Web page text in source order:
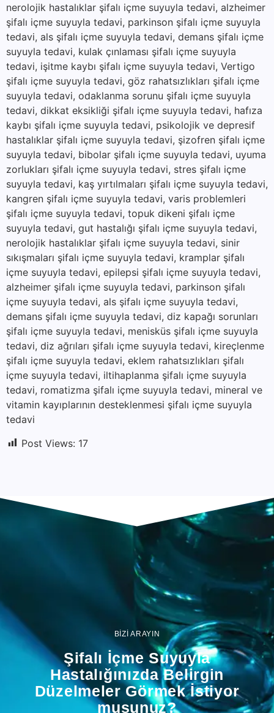
nerolojik hastalıklar şifalı içme suyuyla tedavi, alzheimer
şifalı içme suyuyla tedavi, parkinson şifalı içme suyuyla
tedavi, als şifalı içme suyuyla tedavi, demans şifalı içme
suyuyla tedavi, kulak çınlaması şifalı içme suyuyla
tedavi, işitme kaybı şifalı içme suyuyla tedavi, Vertigo
şifalı içme suyuyla tedavi, göz rahatsızlıkları şifalı içme
suyuyla tedavi, odaklanma sorunu şifalı içme suyuyla
tedavi, dikkat eksikliği şifalı içme suyuyla tedavi, hafıza
kaybı şifalı içme suyuyla tedavi, psikolojik ve depresif
hastalıklar şifalı içme suyuyla tedavi, şizofren şifalı içme
suyuyla tedavi, bibolar şifalı içme suyuyla tedavi, uyuma
zorlukları şifalı içme suyuyla tedavi, stres şifalı içme
suyuyla tedavi, kaş yırtılmaları şifalı içme suyuyla tedavi,
kangren şifalı içme suyuyla tedavi, varis problemleri
şifalı içme suyuyla tedavi, topuk dikeni şifalı içme
suyuyla tedavi, gut hastalığı şifalı içme suyuyla tedavi,
nerolojik hastalıklar şifalı içme suyuyla tedavi, sinir
sıkışmaları şifalı içme suyuyla tedavi, kramplar şifalı
içme suyuyla tedavi, epilepsi şifalı içme suyuyla tedavi,
alzheimer şifalı içme suyuyla tedavi, parkinson şifalı
içme suyuyla tedavi, als şifalı içme suyuyla tedavi,
demans şifalı içme suyuyla tedavi, diz kapağı sorunları
şifalı içme suyuyla tedavi, menisküs şifalı içme suyuyla
tedavi, diz ağrıları şifalı içme suyuyla tedavi, kireçlenme
şifalı içme suyuyla tedavi, eklem rahatsızlıkları şifalı
içme suyuyla tedavi, iltihaplanma şifalı içme suyuyla
tedavi, romatizma şifalı içme suyuyla tedavi, mineral ve
vitamin kayıplarının desteklenmesi şifalı içme suyuyla
tedavi
Post Views: 17
BİZİ ARAYIN
Şifalı İçme Suyuyla
Hastalığınızda Belirgin
Düzelmeler Görmek İstiyor
musunuz?